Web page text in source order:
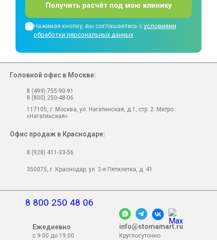
Получить расчёт под мою клинику
Нажимая кнопку, вы соглашаетесь с условиями
обработки персональных данных
8 800 250 48 06
Ежедневно
с 9:00 до 19:00
info@stomamart.ru
Круглосуточно
Головной офис в Москве:
8 (499) 755-90-91
8 (800) 250-48-06
117105, г. Москва, ул. Нагатинская, д.1, стр. 2. Метро
«Нагатинская»
Офис продаж в Краснодаре:
8 (928) 411-33-56
350075, г. Краснодар, ул. 2-я Пятилетка, д. 41